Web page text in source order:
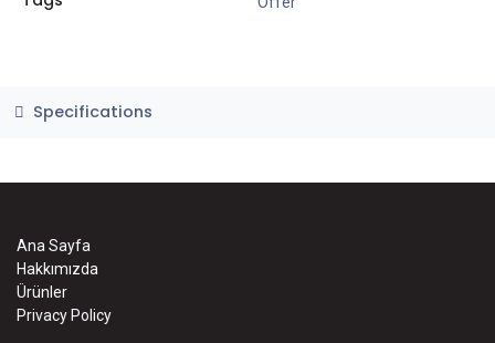
Specifications
Ana Sayfa
Hakkımızda
Ürünler
Privacy Policy